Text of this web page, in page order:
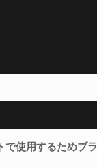
で使用するためブ